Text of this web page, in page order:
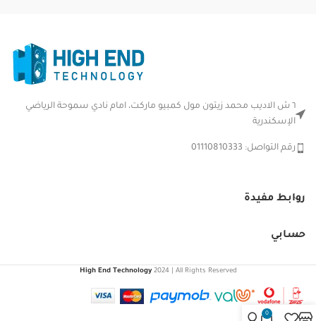
٦ ش الاديب محمد زيتون مول كمبيو ماركت، امام نادي سموحة الرياضي
الإسكندرية
رقم التواصل: 01110810333
روابط مفيدة
حسابي
High End Technology 2024 | All Rights Reserved
0